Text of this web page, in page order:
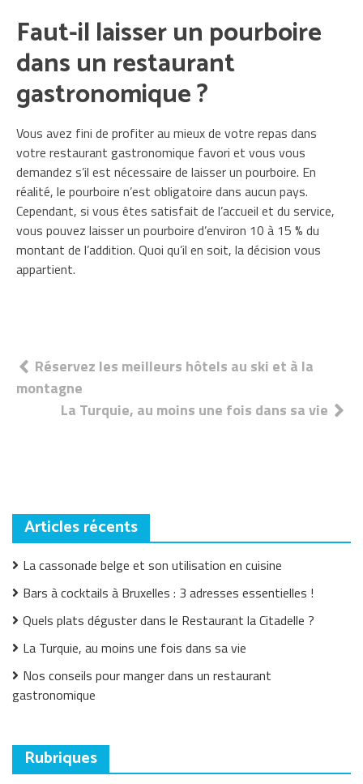
Faut-il laisser un pourboire
dans un restaurant
gastronomique ?
Vous avez fini de profiter au mieux de votre repas dans
votre restaurant gastronomique favori et vous vous
demandez s’il est nécessaire de laisser un pourboire. En
réalité, le pourboire n’est obligatoire dans aucun pays.
Cependant, si vous êtes satisfait de l’accueil et du service,
vous pouvez laisser un pourboire d’environ 10 à 15 % du
montant de l’addition. Quoi qu’il en soit, la décision vous
appartient.
Navigation
de
Réservez les meilleurs hôtels au ski et à la
montagne
La Turquie, au moins une fois dans sa vie
Articles récents
La cassonade belge et son utilisation en cuisine
Bars à cocktails à Bruxelles : 3 adresses essentielles !
Quels plats déguster dans le Restaurant la Citadelle ?
La Turquie, au moins une fois dans sa vie
Nos conseils pour manger dans un restaurant
gastronomique
Rubriques